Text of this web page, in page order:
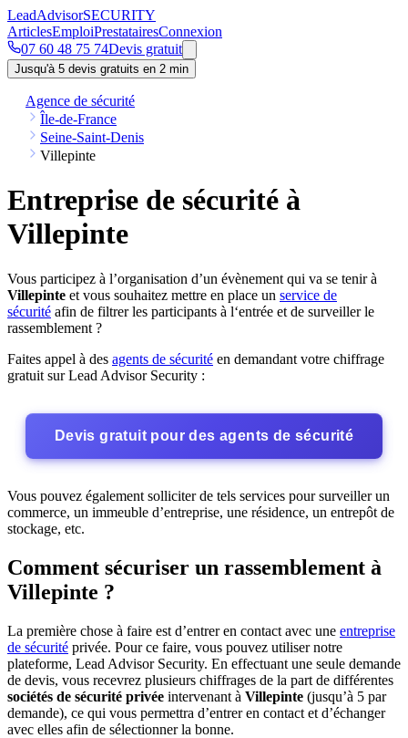
LeadAdvisorSECURITY
ArticlesEmploiPrestatairesConnexion
07 60 48 75 74Devis gratuit
Jusqu'à 5 devis gratuits en 2 min
Agence de sécurité
Île-de-France
Seine-Saint-Denis
Villepinte
Entreprise de sécurité à
Villepinte
Vous participez à l’organisation d’un évènement qui va se tenir à
Villepinte et vous souhaitez mettre en place un service de
sécurité afin de filtrer les participants à l‘entrée et de surveiller le
rassemblement ?
Faites appel à des agents de sécurité en demandant votre chiffrage
gratuit sur Lead Advisor Security :
Devis gratuit pour des agents de sécurité
Vous pouvez également solliciter de tels services pour surveiller un
commerce, un immeuble d’entreprise, une résidence, un entrepôt de
stockage, etc.
Comment sécuriser un rassemblement à
Villepinte ?
La première chose à faire est d’entrer en contact avec une entreprise
de sécurité privée. Pour ce faire, vous pouvez utiliser notre
plateforme, Lead Advisor Security. En effectuant une seule demande
de devis, vous recevrez plusieurs chiffrages de la part de différentes
sociétés de sécurité privée intervenant à Villepinte (jusqu’à 5 par
demande), ce qui vous permettra d’entrer en contact et d’échanger
avec elles afin de sélectionner la bonne.